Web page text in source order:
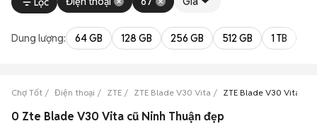
Dung lượng: 64 GB 128 GB 256 GB 512 GB 1 TB
Chợ Tốt Điện thoại ZTE ZTE Blade V30 Vita ZTE Blade V30 Vita
0 Zte Blade V30 Vita cũ Ninh Thuận đẹp